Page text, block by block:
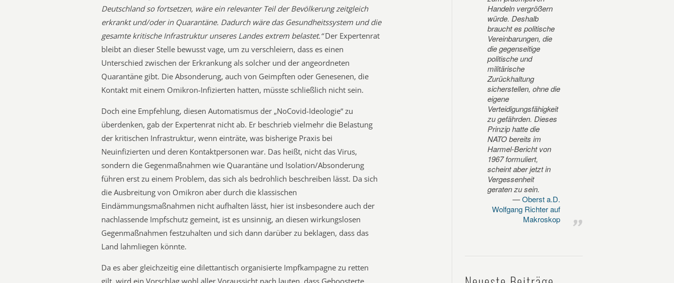
Deutschland so fortsetzen, wäre ein relevanter Teil der Bevölkerung zeitgleich
erkrankt und/oder in Quarantäne. Dadurch wäre das Gesundheitssystem und die
gesamte kritische Infrastruktur unseres Landes extrem belastet.“Der Expertenrat
bleibt an dieser Stelle bewusst vage, um zu verschleiern, dass es einen
Unterschied zwischen der Erkrankung als solcher und der angeordneten
Quarantäne gibt. Die Absonderung, auch von Geimpften oder Genesenen, die
Kontakt mit einem Omikron-Infizierten hatten, müsste schließlich nicht sein.
Doch eine Empfehlung, diesen Automatismus der „NoCovid-Ideologie“ zu
überdenken, gab der Expertenrat nicht ab. Er beschrieb vielmehr die Belastung
der kritischen Infrastruktur, wenn einträte, was bisherige Praxis bei
Neuinfizierten und deren Kontaktpersonen war. Das heißt, nicht das Virus,
sondern die Gegenmaßnahmen wie Quarantäne und Isolation/Absonderung
führen erst zu einem Problem, das sich als bedrohlich beschreiben lässt. Da sich
die Ausbreitung von Omikron aber durch die klassischen
Eindämmungsmaßnahmen nicht aufhalten lässt, hier ist insbesondere auch der
nachlassende Impfschutz gemeint, ist es unsinnig, an diesen wirkungslosen
Gegenmaßnahmen festzuhalten und sich dann darüber zu beklagen, dass das
Land lahmliegen könnte.
Da es aber gleichzeitig eine dilettantisch organisierte Impfkampagne zu retten
gilt, wird ein Vorschlag wohl aller Voraussicht nach lauten, dass Geboosterte
Handeln vergrößern
würde. Deshalb
braucht es politische
Vereinbarungen, die
die gegenseitige
politische und
militärische
Zurückhaltung
sicherstellen, ohne die
eigene
Verteidigungsfähigkeit
zu gefährden. Dieses
Prinzip hatte die
NATO bereits im
Harmel-Bericht von
1967 formuliert,
scheint aber jetzt in
Vergessenheit
geraten zu sein.
Oberst a.D.
Wolfgang Richter auf
Makroskop